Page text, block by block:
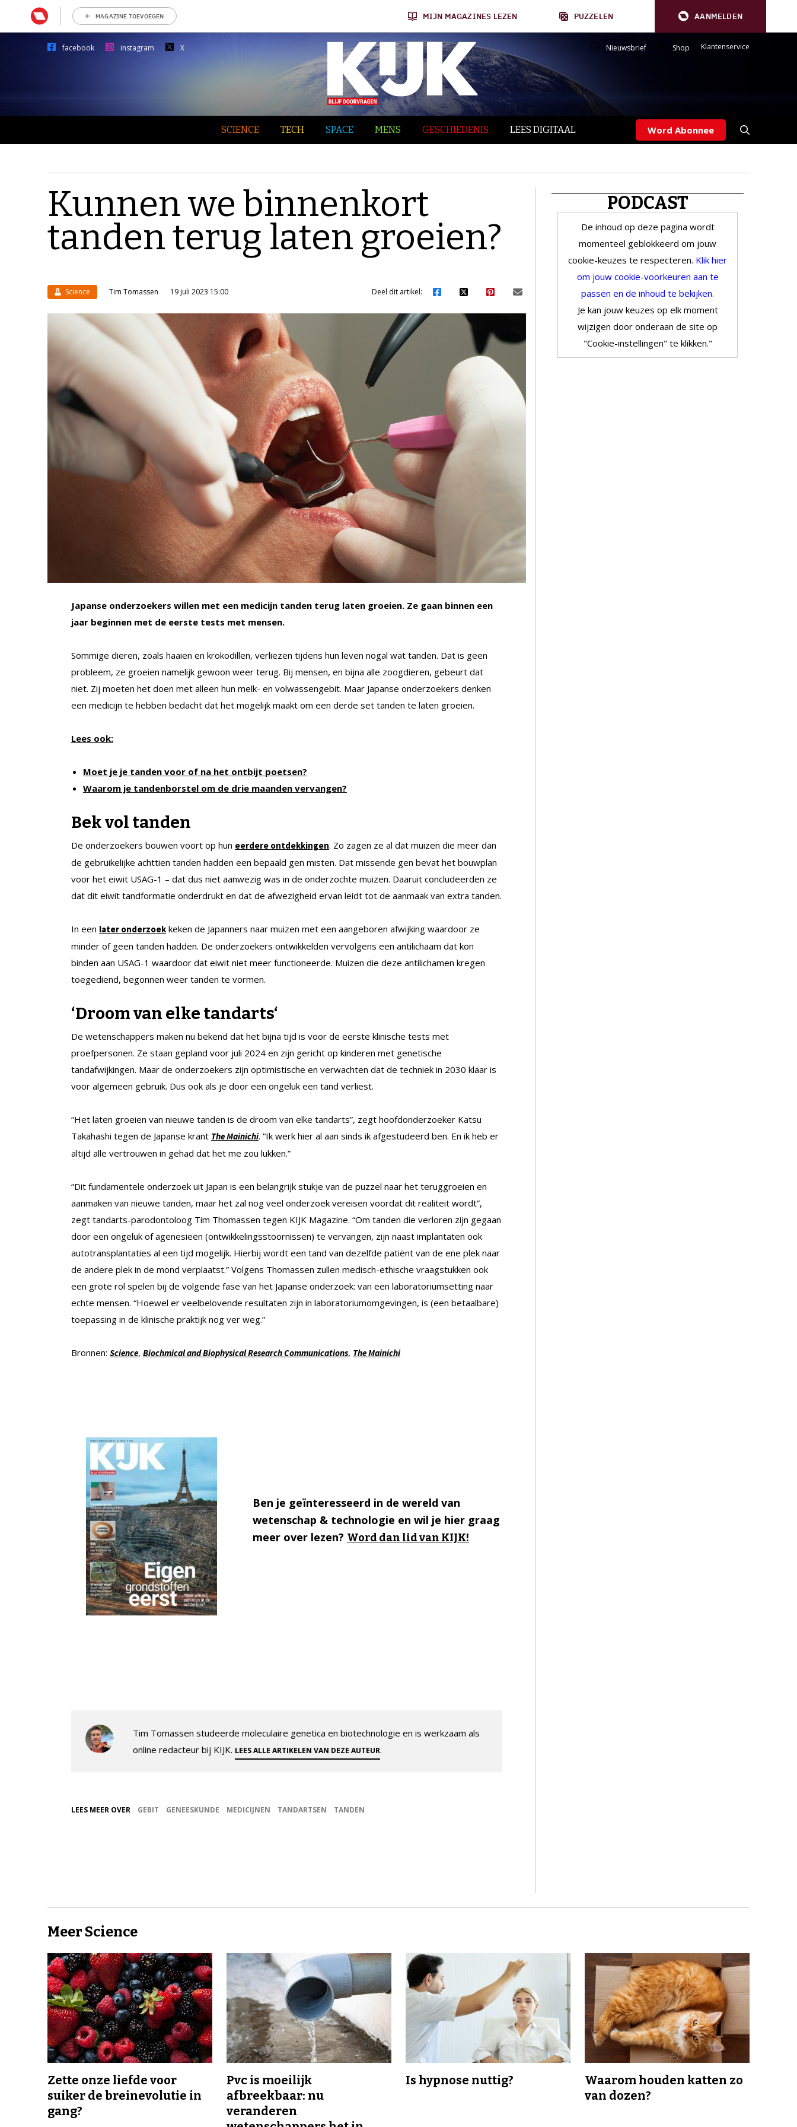
MAGAZINE TOEVOEGEN MIJN MAGAZINES LEZEN PUZZELEN AANMELDEN
facebook instagram X Nieuwsbrief Shop Klantenservice
SCIENCE TECH SPACE MENS GESCHIEDENIS LEES DIGITAAL Word Abonnee
Kunnen we binnenkort
tanden terug laten groeien?
Science Tim Tomassen 19 juli 2023 15:00 Deel dit artikel:
Japanse onderzoekers willen met een medicijn tanden terug laten groeien. Ze gaan binnen een
jaar beginnen met de eerste tests met mensen.
Sommige dieren, zoals haaien en krokodillen, verliezen tijdens hun leven nogal wat tanden. Dat is geen
probleem, ze groeien namelijk gewoon weer terug. Bij mensen, en bijna alle zoogdieren, gebeurt dat
niet. Zij moeten het doen met alleen hun melk- en volwassengebit. Maar Japanse onderzoekers denken
een medicijn te hebben bedacht dat het mogelijk maakt om een derde set tanden te laten groeien.
Lees ook:
Moet je je tanden voor of na het ontbijt poetsen?
Waarom je tandenborstel om de drie maanden vervangen?
Bek vol tanden
De onderzoekers bouwen voort op hun eerdere ontdekkingen. Zo zagen ze al dat muizen die meer dan
de gebruikelijke achttien tanden hadden een bepaald gen misten. Dat missende gen bevat het bouwplan
voor het eiwit USAG-1 – dat dus niet aanwezig was in de onderzochte muizen. Daaruit concludeerden ze
dat dit eiwit tandformatie onderdrukt en dat de afwezigheid ervan leidt tot de aanmaak van extra tanden.
In een later onderzoek keken de Japanners naar muizen met een aangeboren afwijking waardoor ze
minder of geen tanden hadden. De onderzoekers ontwikkelden vervolgens een antilichaam dat kon
binden aan USAG-1 waardoor dat eiwit niet meer functioneerde. Muizen die deze antilichamen kregen
toegediend, begonnen weer tanden te vormen.
‘Droom van elke tandarts‘
De wetenschappers maken nu bekend dat het bijna tijd is voor de eerste klinische tests met
proefpersonen. Ze staan gepland voor juli 2024 en zijn gericht op kinderen met genetische
tandafwijkingen. Maar de onderzoekers zijn optimistische en verwachten dat de techniek in 2030 klaar is
voor algemeen gebruik. Dus ook als je door een ongeluk een tand verliest.
“Het laten groeien van nieuwe tanden is de droom van elke tandarts”, zegt hoofdonderzoeker Katsu
Takahashi tegen de Japanse krant The Mainichi. “Ik werk hier al aan sinds ik afgestudeerd ben. En ik heb er
altijd alle vertrouwen in gehad dat het me zou lukken.”
“Dit fundamentele onderzoek uit Japan is een belangrijk stukje van de puzzel naar het teruggroeien en
aanmaken van nieuwe tanden, maar het zal nog veel onderzoek vereisen voordat dit realiteit wordt”,
zegt tandarts-parodontoloog Tim Thomassen tegen KIJK Magazine. “Om tanden die verloren zijn gegaan
door een ongeluk of agenesieën (ontwikkelingsstoornissen) te vervangen, zijn naast implantaten ook
autotransplantaties al een tijd mogelijk. Hierbij wordt een tand van dezelfde patiënt van de ene plek naar
de andere plek in de mond verplaatst.” Volgens Thomassen zullen medisch-ethische vraagstukken ook
een grote rol spelen bij de volgende fase van het Japanse onderzoek: van een laboratoriumsetting naar
echte mensen. “Hoewel er veelbelovende resultaten zijn in laboratoriumomgevingen, is (een betaalbare)
toepassing in de klinische praktijk nog ver weg.”
Bronnen: Science, Biochmical and Biophysical Research Communications, The Mainichi
Ben je geïnteresseerd in de wereld van
wetenschap & technologie en wil je hier graag
meer over lezen? Word dan lid van KIJK!
Tim Tomassen studeerde moleculaire genetica en biotechnologie en is werkzaam als
online redacteur bij KIJK. LEES ALLE ARTIKELEN VAN DEZE AUTEUR.
LEES MEER OVER GEBIT GENEESKUNDE MEDICIJNEN TANDARTSEN TANDEN
PODCAST
De inhoud op deze pagina wordt
momenteel geblokkeerd om jouw
cookie-keuzes te respecteren. Klik hier
om jouw cookie-voorkeuren aan te
passen en de inhoud te bekijken.
Je kan jouw keuzes op elk moment
wijzigen door onderaan de site op
"Cookie-instellingen" te klikken."
Meer Science
Zette onze liefde voor
suiker de breinevolutie in
gang?
Pvc is moeilijk
afbreekbaar: nu
veranderen
Is hypnose nuttig?
Waarom houden katten zo
van dozen?